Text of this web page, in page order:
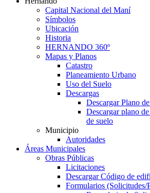
Capital Nacional del Maní
Símbolos
Ubicación
Historia
HERNANDO 360º
Mapas y Planos
Catastro
Planeamiento Urbano
Uso del Suelo
Descargas
Descargar Plano
Descargar plano
de suelo
Municipio
Autoridades
Áreas Municipales
Obras Públicas
Licitaciones
Descargar Código de
Formularios (Solicitudes/